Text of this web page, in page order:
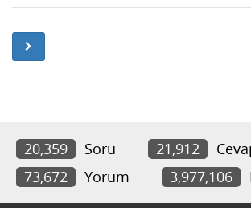
20,359 Soru 21,912
73,672
Yorum 3,977,106